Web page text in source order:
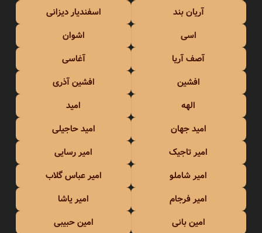
آریان بند
اسفندیار دیزانی
اسی
اشوان
آصف آریا
آغاسی
افشین
افشین آذری
الهه
امید
امید جهان
امید حاجیلی
امیر تاجیک
امیر رسایی
امیر شاملو
امیر عباس گلاب
امیر فرجام
امیر یاشا
امین بانی
امین حبیبی